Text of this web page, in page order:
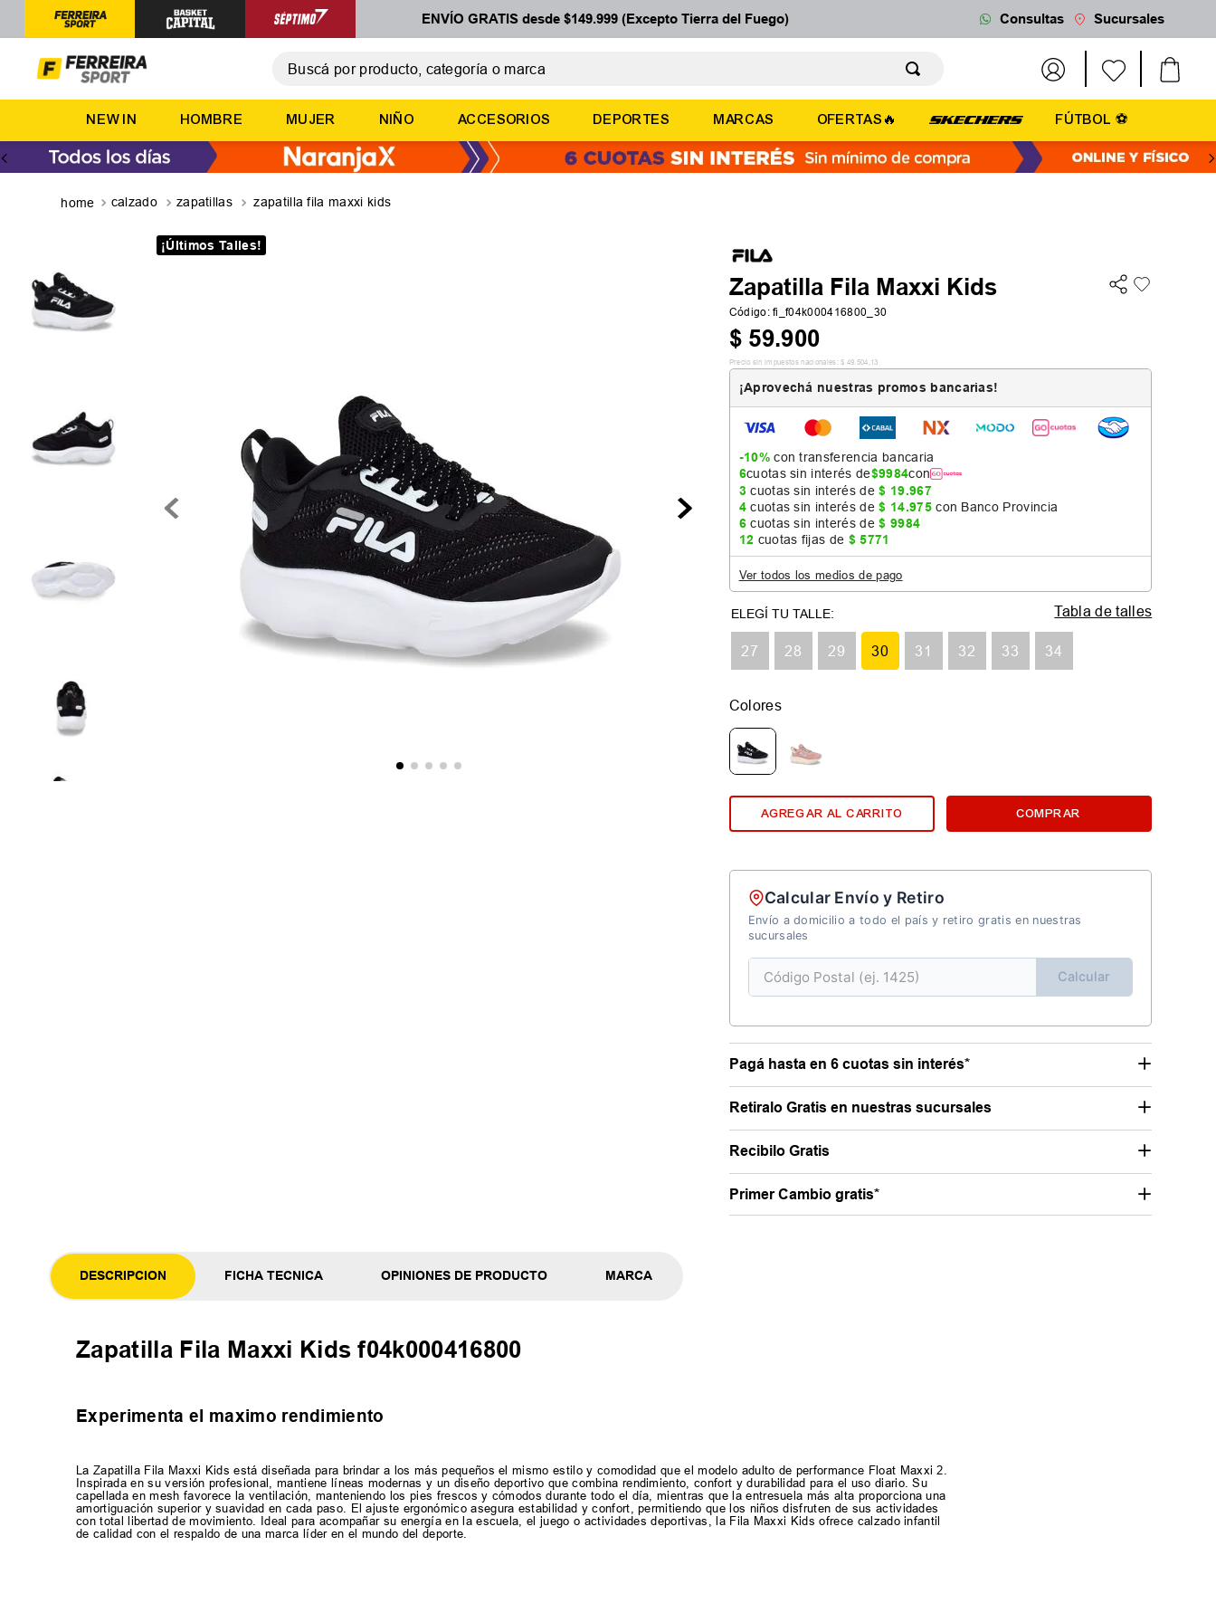
ENVÍO GRATIS desde $149.999 (Excepto Tierra del Fuego) Consultas Sucursales
TÉRMINOS MÁS BUSCADOS
2
basquet
NEW IN HOMBRE MUJER NIÑO ACCESORIOS DEPORTES MARCAS OFERTAS🔥 FÚTBOL ⚽
calzado zapatillas zapatilla fila maxxi kids
¡Últimos Talles!
Zapatilla Fila Maxxi Kids
Código:fi_f04k000416800_30
$ 59.900
Precio sin impuestos nacionales: $ 49.504 ,13
¡Aprovechá nuestras promos bancarias!
-10%con transferencia bancaria
6cuotas sin interés de$9984con
3cuotas sin interés de$ 19.967
4cuotas sin interés de$ 14.975con Banco Provincia
6cuotas sin interés de$ 9984
12 cuotas fijas de $ 5771
Ver todos los medios de pago
27 28 29 30 31 32 33 34
Tabla de talles
Colores
AGREGAR AL CARRITO COMPRAR
Calcular Envío y Retiro
Envío a domicilio a todo el país y retiro gratis en nuestras
sucursales
Calcular
Pagá hasta en 6 cuotas sin interés*
Retiralo Gratis en nuestras sucursales
Recibilo Gratis
Primer Cambio gratis*
DESCRIPCION FICHA TECNICA OPINIONES DE PRODUCTO MARCA
Zapatilla Fila Maxxi Kids f04k000416800
Experimenta el maximo rendimiento
La Zapatilla Fila Maxxi Kids está diseñada para brindar a los más pequeños el mismo estilo y comodidad que el modelo adulto de performance Float Maxxi 2.
Inspirada en su versión profesional, mantiene líneas modernas y un diseño deportivo que combina rendimiento, confort y durabilidad para el uso diario. Su
capellada en mesh favorece la ventilación, manteniendo los pies frescos y cómodos durante todo el día, mientras que la entresuela más alta proporciona una
amortiguación superior y suavidad en cada paso. El ajuste ergonómico asegura estabilidad y confort, permitiendo que los niños disfruten de sus actividades
con total libertad de movimiento. Ideal para acompañar su energía en la escuela, el juego o actividades deportivas, la Fila Maxxi Kids ofrece calzado infantil
de calidad con el respaldo de una marca líder en el mundo del deporte.